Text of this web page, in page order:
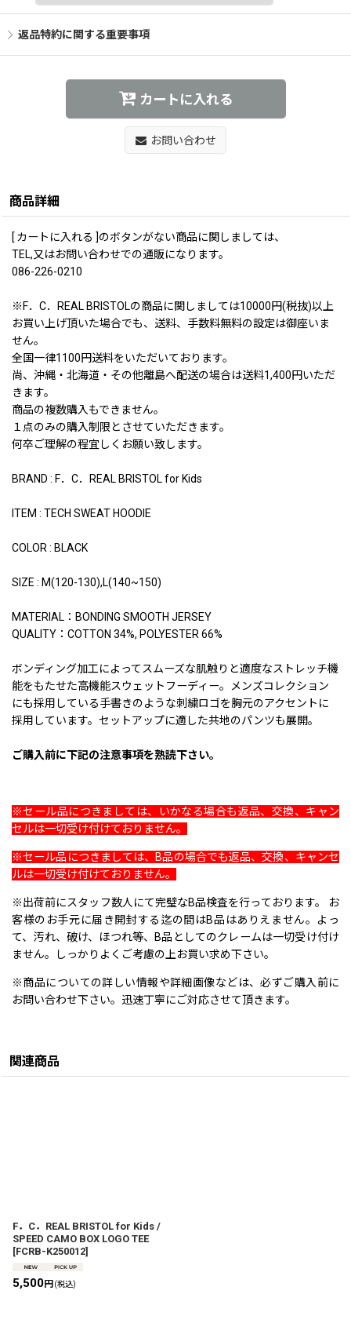
返品特約に関する重要事項
カートに入れる
お問い合わせ
商品詳細
[ カートに入れる ]のボタンがない商品に関しましては、
TEL,又はお問い合わせでの通販になります。
086-226-0210
※F．C．REAL BRISTOLの商品に関しましては10000円(税抜)以上
お買い上げ頂いた場合でも、送料、手数料無料の設定は御座いま
せん。
全国一律1100円送料をいただいております。
尚、沖縄・北海道・その他離島へ配送の場合は送料1,400円いただ
きます。
商品の複数購入もできません。
１点のみの購入制限とさせていただきます。
何卒ご理解の程宜しくお願い致します。
BRAND : F．C．REAL BRISTOL for Kids
ITEM : TECH SWEAT HOODIE
COLOR : BLACK
SIZE : M(120-130),L(140~150)
MATERIAL：BONDING SMOOTH JERSEY
QUALITY：COTTON 34%, POLYESTER 66%
ボンディング加工によってスムーズな肌触りと適度なストレッチ機
能をもたせた高機能スウェットフーディー。メンズコレクション
にも採用している手書きのような刺繍ロゴを胸元のアクセントに
採用しています。セットアップに適した共地のパンツも展開。
ご購入前に下記の注意事項を熟読下さい。
※セール品につきましては、いかなる場合も返品、交換、キャン
セルは一切受け付けておりません。
※セール品につきましては、B品の場合でも返品、交換、キャンセ
ルは一切受け付けておりません。
※出荷前にスタッフ数人にて完璧なB品検査を行っております。 お
客様のお手元に届き開封する迄の間はB品はありえません。よっ
て、汚れ、破け、ほつれ等、B品としてのクレームは一切受け付け
ません。しっかりよくご考慮の上お買い求め下さい。
※商品についての詳しい情報や詳細画像などは、必ずご購入前に
お問い合わせ下さい。迅速丁寧にご対応させて頂きます。
関連商品
F．C．REAL BRISTOL for Kids /
SPEED CAMO BOX LOGO TEE
[FCRB-K250012]
5,500円(税込)